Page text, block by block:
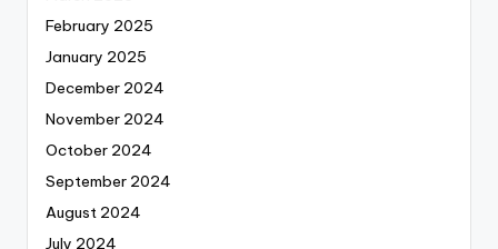
February 2025
January 2025
December 2024
November 2024
October 2024
September 2024
August 2024
July 2024